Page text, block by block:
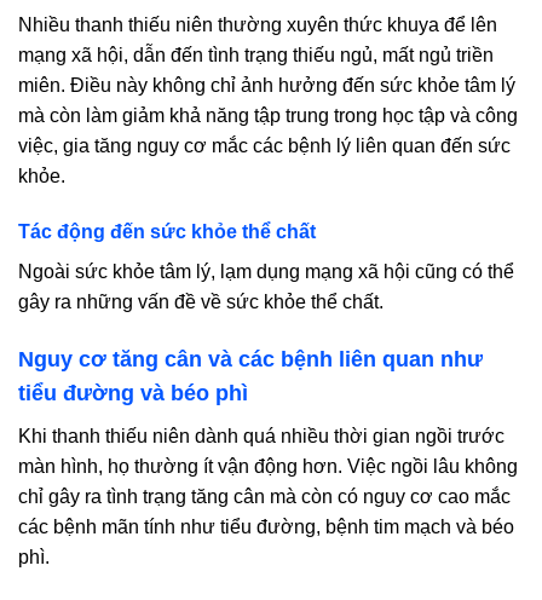
Nhiều thanh thiếu niên thường xuyên thức khuya để lên
mạng xã hội, dẫn đến tình trạng thiếu ngủ, mất ngủ triền
miên. Điều này không chỉ ảnh hưởng đến sức khỏe tâm lý
mà còn làm giảm khả năng tập trung trong học tập và công
việc, gia tăng nguy cơ mắc các bệnh lý liên quan đến sức
khỏe.
Tác động đến sức khỏe thể chất
Ngoài sức khỏe tâm lý, lạm dụng mạng xã hội cũng có thể
gây ra những vấn đề về sức khỏe thể chất.
Nguy cơ tăng cân và các bệnh liên quan như
tiểu đường và béo phì
Khi thanh thiếu niên dành quá nhiều thời gian ngồi trước
màn hình, họ thường ít vận động hơn. Việc ngồi lâu không
chỉ gây ra tình trạng tăng cân mà còn có nguy cơ cao mắc
các bệnh mãn tính như tiểu đường, bệnh tim mạch và béo
phì.